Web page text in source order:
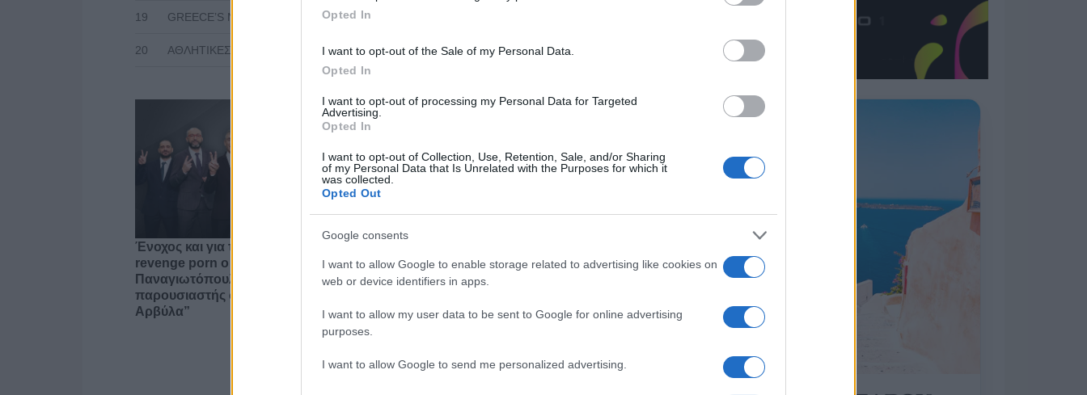
Opted In
I want to opt-out of the Sale of my Personal Data.
Opted In
I want to opt-out of processing my Personal Data for Targeted
Advertising.
Opted In
I want to opt-out of Collection, Use, Retention, Sale, and/or Sharing
of my Personal Data that Is Unrelated with the Purposes for which it
was collected.
Opted Out
Google consents
I want to allow Google to enable storage related to advertising like cookies on
web or device identifiers in apps.
I want to allow my user data to be sent to Google for online advertising
purposes.
I want to allow Google to send me personalized advertising.
19 GREECE’S NEXT TOP MODEL
20 ΑΘΛΗΤΙΚΕΣ ΕΙΔΗΣΕΙΣ STAR
Ένοχος και για τη δεύτερη υπόθεση
revenge porn o Στάθης
Παναγιωτόπουλος, πρώην
παρουσιαστής στην εκπομπή “Ράδιο
Αρβύλα”